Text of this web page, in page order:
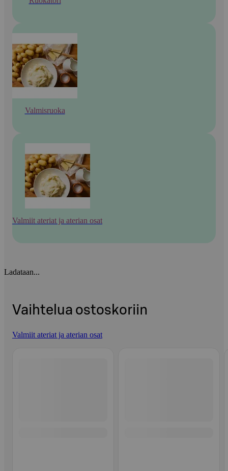
Valmisruoka
Valmiit ateriat ja aterian osat
Ladataan...
Vaihtelua ostoskoriin
Valmiit ateriat ja aterian osat